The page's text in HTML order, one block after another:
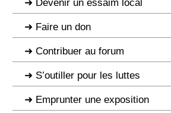
Devenir un essaim local
Faire un don
Contribuer au forum
S’outiller pour les luttes
Emprunter une exposition